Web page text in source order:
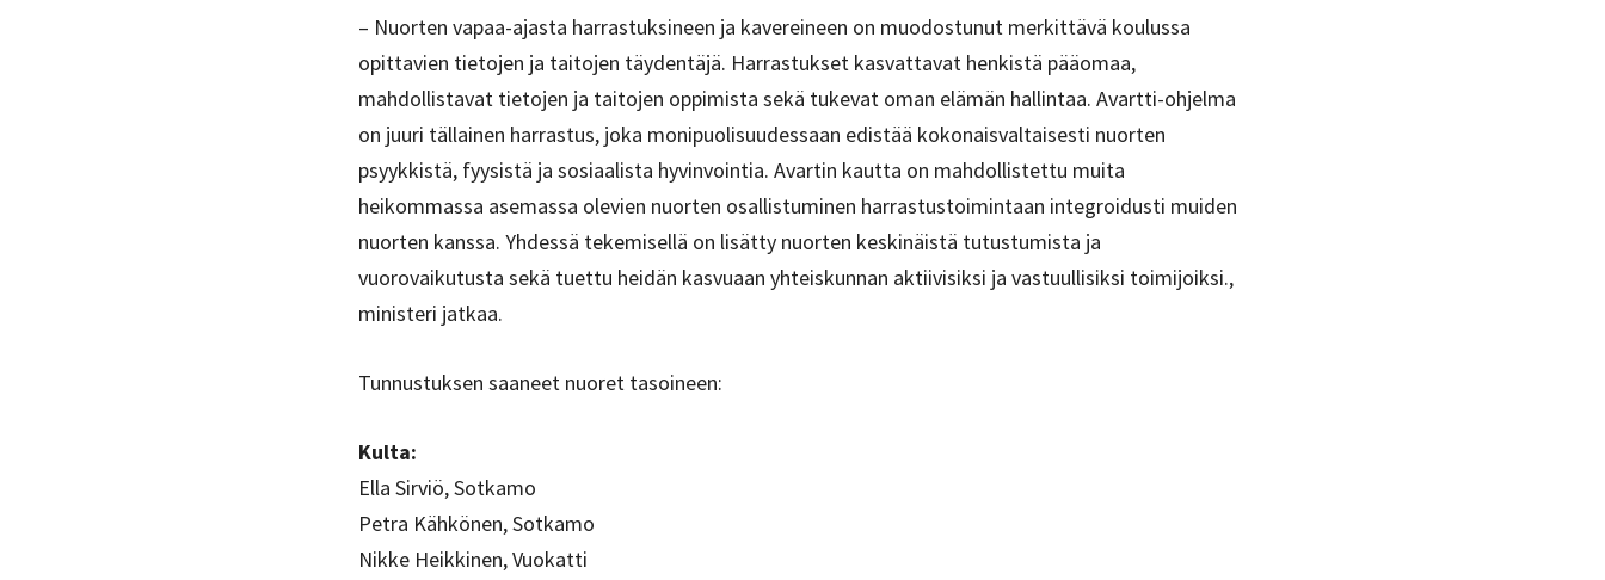
– Nuorten vapaa-ajasta harrastuksineen ja kavereineen on muodostunut merkittävä koulussa
opittavien tietojen ja taitojen täydentäjä. Harrastukset kasvattavat henkistä pääomaa,
mahdollistavat tietojen ja taitojen oppimista sekä tukevat oman elämän hallintaa. Avartti-ohjelma
on juuri tällainen harrastus, joka monipuolisuudessaan edistää kokonaisvaltaisesti nuorten
psyykkistä, fyysistä ja sosiaalista hyvinvointia. Avartin kautta on mahdollistettu muita
heikommassa asemassa olevien nuorten osallistuminen harrastustoimintaan integroidusti muiden
nuorten kanssa. Yhdessä tekemisellä on lisätty nuorten keskinäistä tutustumista ja
vuorovaikutusta sekä tuettu heidän kasvuaan yhteiskunnan aktiivisiksi ja vastuullisiksi toimijoiksi.,
ministeri jatkaa.
Tunnustuksen saaneet nuoret tasoineen:
Kulta:
Ella Sirviö, Sotkamo
Petra Kähkönen, Sotkamo
Nikke Heikkinen, Vuokatti